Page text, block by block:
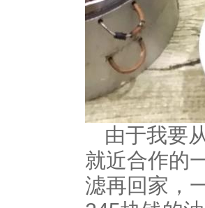
由于我要
就近合作的
滤再回家，